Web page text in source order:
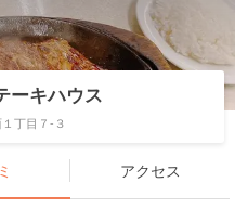
ーキハウス
丁目７-３
アクセス